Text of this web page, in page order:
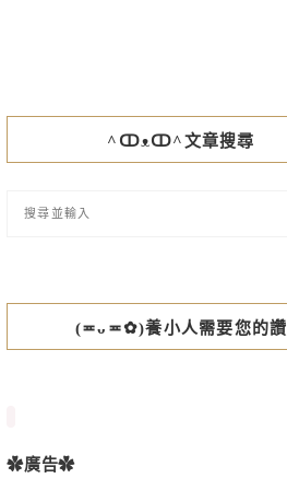
^ↀᴥↀ^文章搜尋
(≖ᴗ≖✿)養小人需要您的讚
✿廣告✿